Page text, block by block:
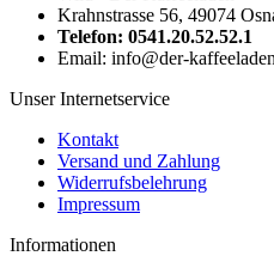
Krahnstrasse 56, 49074
Telefon: 0541.20.52.52.1
Email: info@der-
Unser Internetservice
Kontakt
Versand und Zahlung
Widerrufsbelehrung
Impressum
Informationen